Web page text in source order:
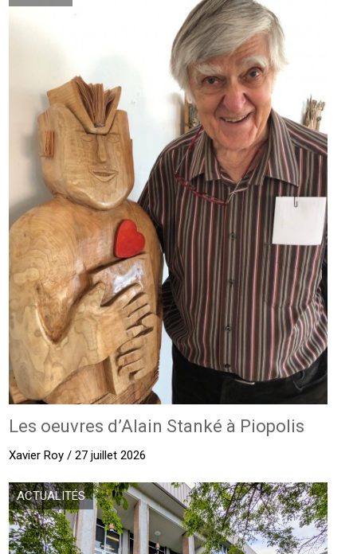
Les oeuvres d’Alain Stanké à Piopolis
Xavier Roy / 27 juillet 2026
ACTUALITÉS